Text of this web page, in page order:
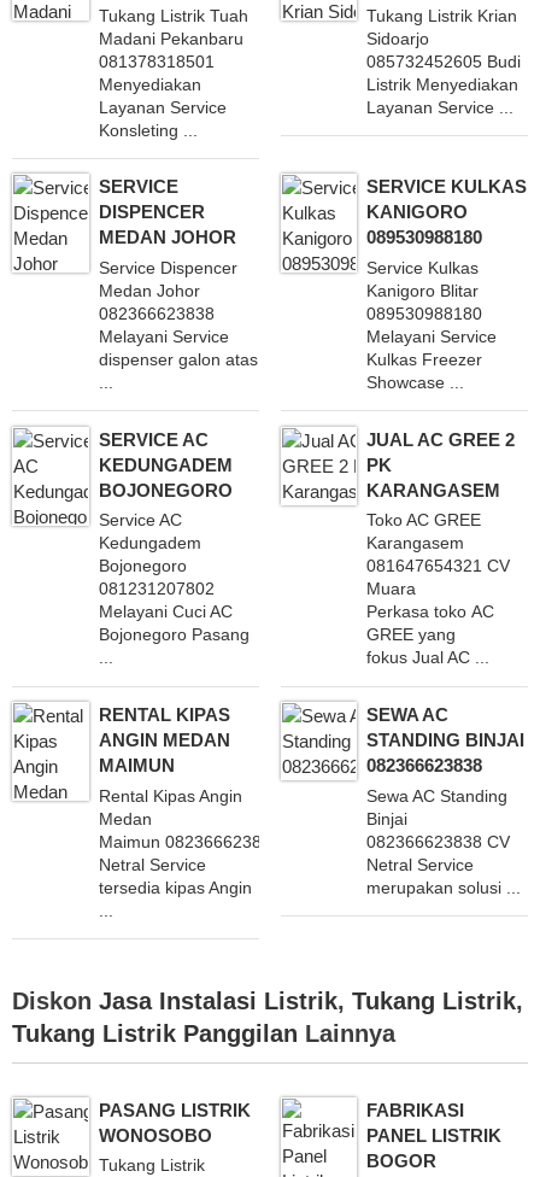
Tukang Listrik Tuah
Madani Pekanbaru
081378318501
Menyediakan
Layanan Service
Konsleting ...
Tukang Listrik Krian
Sidoarjo
085732452605 Budi
Listrik Menyediakan
Layanan Service ...
SERVICE
DISPENCER
MEDAN JOHOR
Service Dispencer
Medan Johor
082366623838
Melayani Service
dispenser galon atas
SERVICE KULKAS
KANIGORO
089530988180
Service Kulkas
Kanigoro Blitar
089530988180
Melayani Service
Kulkas Freezer
Showcase ...
SERVICE AC
KEDUNGADEM
BOJONEGORO
Service AC
Kedungadem
Bojonegoro
081231207802
Melayani Cuci AC
Bojonegoro Pasang
...
JUAL AC GREE 2
PK
KARANGASEM
Toko AC GREE
Karangasem
081647654321 CV
Muara
Perkasa toko AC
GREE yang
fokus Jual AC ...
RENTAL KIPAS
ANGIN MEDAN
MAIMUN
Rental Kipas Angin
Medan
Maimun 082366623838 CV
Netral Service
tersedia kipas Angin
SEWA AC
STANDING BINJAI
082366623838
Sewa AC Standing
Binjai
082366623838 CV
Netral Service
merupakan solusi ...
Diskon Jasa Instalasi Listrik, Tukang Listrik,
Tukang Listrik Panggilan Lainnya
PASANG LISTRIK
WONOSOBO
Tukang Listrik
FABRIKASI
PANEL LISTRIK
BOGOR